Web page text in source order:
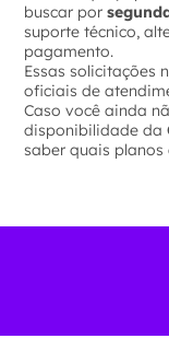
buscar por
suporte técnico,
pagamento.
Essas solicitações
oficiais de
Caso você ainda
disponibilidade da
saber quais planos